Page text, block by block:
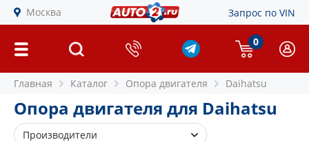
Москва Запрос по VIN
0
Главная Каталог Опора двигателя Daihatsu
Опора двигателя для Daihatsu
Производители